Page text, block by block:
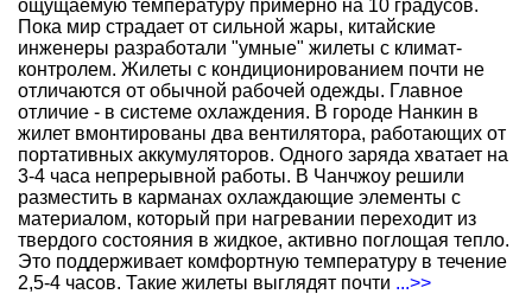
ощущаемую температуру примерно на 10 градусов.
Пока мир страдает от сильной жары, китайские
инженеры разработали "умные" жилеты с климат-
контролем. Жилеты с кондиционированием почти не
отличаются от обычной рабочей одежды. Главное
отличие - в системе охлаждения. В городе Нанкин в
жилет вмонтированы два вентилятора, работающих от
портативных аккумуляторов. Одного заряда хватает на
3-4 часа непрерывной работы. В Чанчжоу решили
разместить в карманах охлаждающие элементы с
материалом, который при нагревании переходит из
твердого состояния в жидкое, активно поглощая тепло.
Это поддерживает комфортную температуру в течение
2,5-4 часов. Такие жилеты выглядят почти ...>>